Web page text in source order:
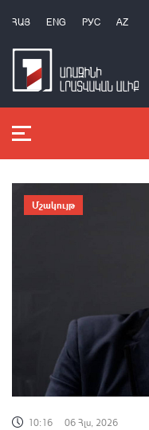
ՀԱՅ ENG РУС AZ
Մշակույթ
10:16 06 Հլս, 2026